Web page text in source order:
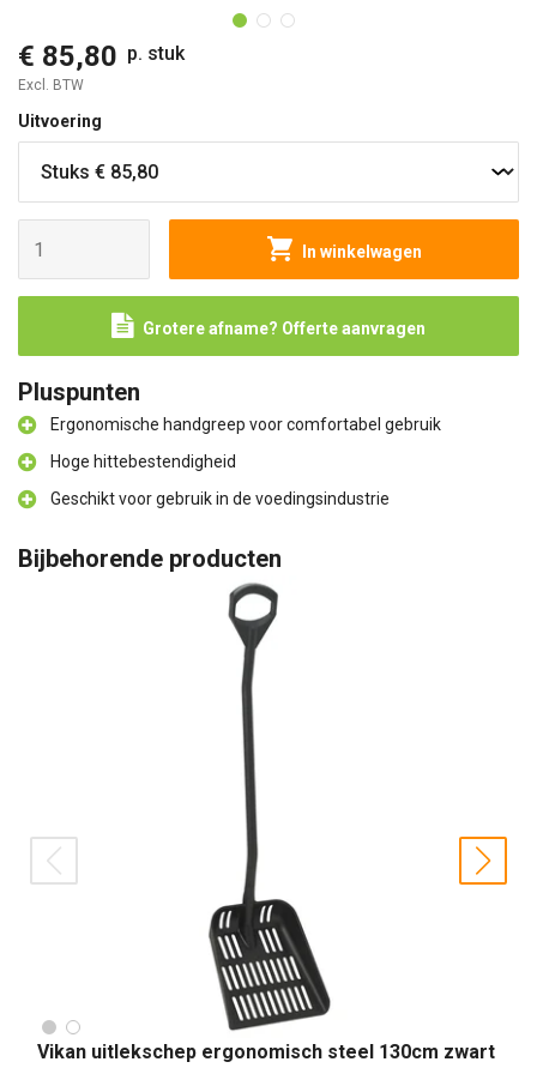
€ 85,80 p. stuk
Excl. BTW
Uitvoering
In winkelwagen
Grotere afname? Offerte aanvragen
Pluspunten
Ergonomische handgreep voor comfortabel gebruik
Hoge hittebestendigheid
Geschikt voor gebruik in de voedingsindustrie
Bijbehorende producten
Vikan uitlekschep ergonomisch steel 130cm zwart
prev next